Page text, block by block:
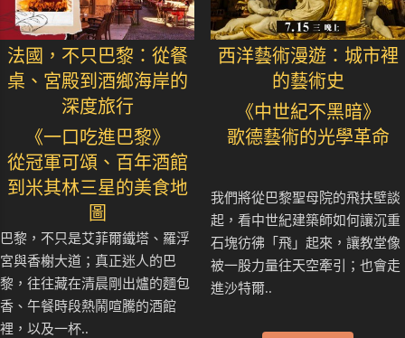
法國，不只巴黎：從餐
桌、宮殿到酒鄉海岸的
深度旅行
《一口吃進巴黎》
從冠軍可頌、百年酒館
到米其林三星的美食地
圖
巴黎，不只是艾菲爾鐵塔、羅浮
宮與香榭大道；真正迷人的巴
黎，往往藏在清晨剛出爐的麵包
香、午餐時段熱鬧喧騰的酒館
裡，以及一杯..
西洋藝術漫遊：城市裡
的藝術史
《中世紀不黑暗》
歌德藝術的光學革命
我們將從巴黎聖母院的飛扶壁談
起，看中世紀建築師如何讓沉重
石塊彷彿「飛」起來，讓教堂像
被一股力量往天空牽引；也會走
進沙特爾..